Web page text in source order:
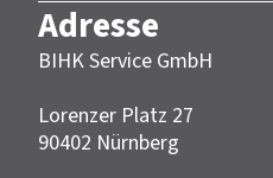
Adresse
BIHK Service GmbH
Lorenzer Platz 27
90402 Nürnberg‎‎